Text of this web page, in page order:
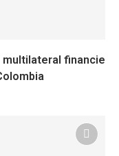
multilateral financie